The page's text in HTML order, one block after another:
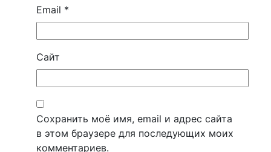
Email *
Сайт
Сохранить моё имя, email и адрес сайта
в этом браузере для последующих моих
комментариев.